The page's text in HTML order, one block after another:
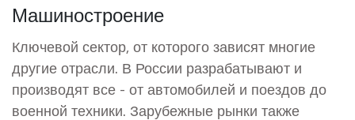
Машиностроение
Ключевой сектор, от которого зависят многие
другие отрасли. В России разрабатывают и
производят все - от автомобилей и поездов до
военной техники. Зарубежные рынки также